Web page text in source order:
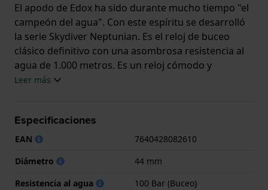
El apodo de Edox ha sido durante mucho tiempo "el
campeón del agua". Con este espíritu se desarrolló
la serie Skydiver Neptunian. Es el reloj de buceo
clásico definitivo con una asombrosa resistencia al
agua de 1.000 metros. Es un reloj cómodo y
moderno con un movimiento automático Edox Cal.
o brazalete de acero y en varios colores. El fondo de
la caja lleva grabado el dios romano del mar
pedigrí de submarinismo del Skydiver Neptunian.
Leer más
Especificaciones
EAN
7640428082610
Diámetro
44 mm
Resistencia al agua
100 Bar (Buceo)